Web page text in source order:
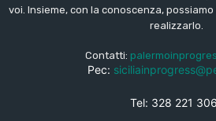
voi. Insieme, con la conoscenza,
realizzarlo.
Contatti:
Pec:
Tel: 328 221